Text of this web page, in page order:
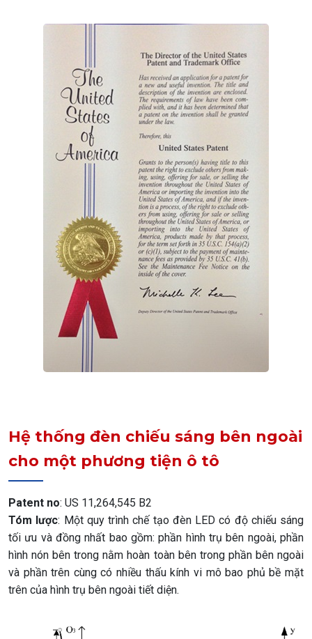
Hệ thống đèn chiếu sáng bên ngoài
cho một phương tiện ô tô
Patent no: US 11,264,545 B2
Tóm lược: Một quy trình chế tạo đèn LED có độ chiếu sáng
tối ưu và đồng nhất bao gồm: phần hình trụ bên ngoài, phần
hình nón bên trong nằm hoàn toàn bên trong phần bên ngoài
và phần trên cùng có nhiều thấu kính vi mô bao phủ bề mặt
trên của hình trụ bên ngoài tiết diện.